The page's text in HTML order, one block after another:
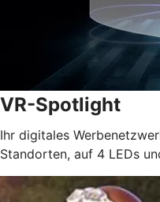
VR-Spotlight
Ihr digitales
Standorten, auf 4 LEDs